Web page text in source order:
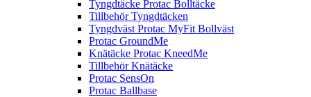
Tyngdtäcke Protac Bolltäcke
Tillbehör Tyngdtäcken
Tyngdväst Protac MyFit Bollväst
Protac GroundMe
Knätäcke Protac KneedMe
Tillbehör Knätäcke
Protac SensOn
Protac Ballbase